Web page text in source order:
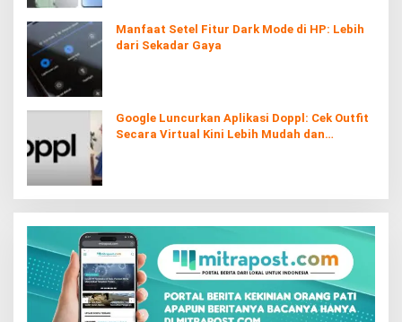
Manfaat Setel Fitur Dark Mode di HP: Lebih
dari Sekadar Gaya
Google Luncurkan Aplikasi Doppl: Cek Outfit
Secara Virtual Kini Lebih Mudah dan